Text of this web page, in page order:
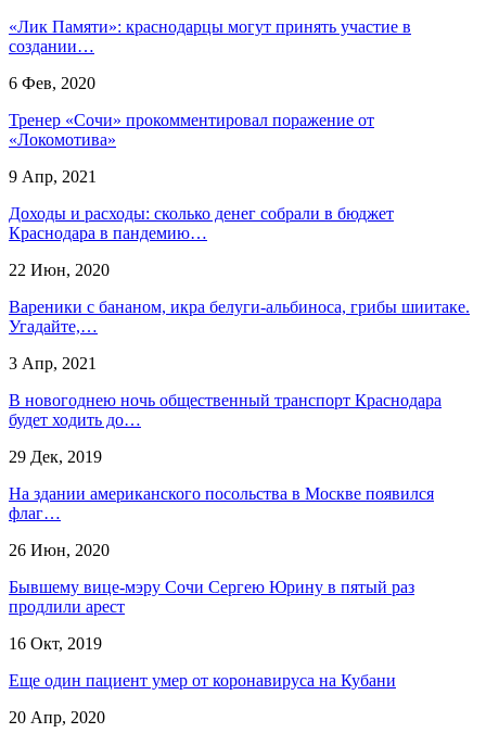
«Лик Памяти»: краснодарцы могут принять участие в
создании…
6 Фев, 2020
Тренер «Сочи» прокомментировал поражение от
«Локомотива»
9 Апр, 2021
Доходы и расходы: сколько денег собрали в бюджет
Краснодара в пандемию…
22 Июн, 2020
Вареники с бананом, икра белуги-альбиноса, грибы шиитаке.
Угадайте,…
3 Апр, 2021
В новогоднею ночь общественный транспорт Краснодара
будет ходить до…
29 Дек, 2019
На здании американского посольства в Москве появился
флаг…
26 Июн, 2020
Бывшему вице-мэру Сочи Сергею Юрину в пятый раз
продлили арест
16 Окт, 2019
Еще один пациент умер от коронавируса на Кубани
20 Апр, 2020